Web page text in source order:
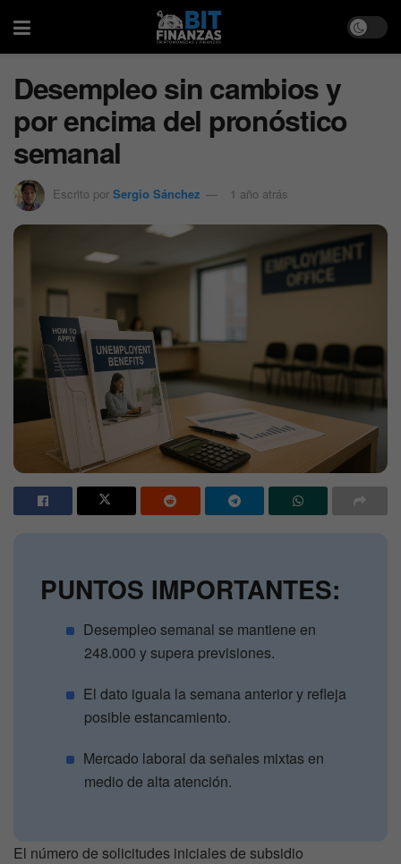
Desempleo sin cambios y
por encima del pronóstico
semanal
Escrito por Sergio Sánchez 1 año atrás
PUNTOS IMPORTANTES:
Desempleo semanal se mantiene en
248.000 y supera previsiones.
El dato iguala la semana anterior y refleja
posible estancamiento.
Mercado laboral da señales mixtas en
medio de alta atención.
El número de solicitudes iniciales de subsidio